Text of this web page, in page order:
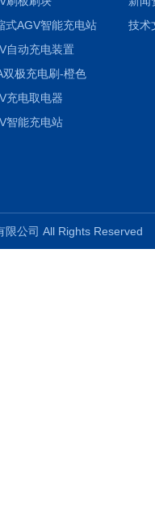
式AGV智能充电站
自动充电装置
双极充电刷-橙色
充电取电器
智能充电站
技术
限公司 All Rights